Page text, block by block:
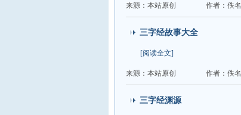
来源：本站原创 作者：佚名
三字经故事大全
[阅读全文]
来源：本站原创 作者：佚名
三字经渊源